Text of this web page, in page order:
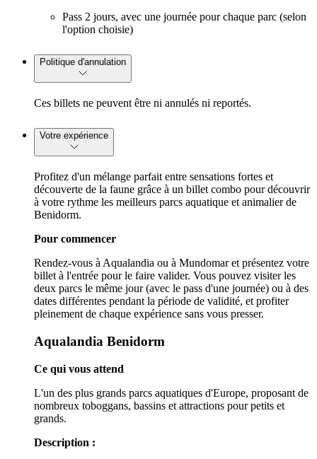
Pass 2 jours, avec une journée pour chaque parc (selon
l'option choisie)
Politique d'annulation
Ces billets ne peuvent être ni annulés ni reportés.
Votre expérience
Profitez d'un mélange parfait entre sensations fortes et
découverte de la faune grâce à un billet combo pour découvrir
à votre rythme les meilleurs parcs aquatique et animalier de
Benidorm.
Pour commencer
Rendez-vous à Aqualandia ou à Mundomar et présentez votre
billet à l'entrée pour le faire valider. Vous pouvez visiter les
deux parcs le même jour (avec le pass d'une journée) ou à des
dates différentes pendant la période de validité, et profiter
pleinement de chaque expérience sans vous presser.
Aqualandia Benidorm
Ce qui vous attend
L'un des plus grands parcs aquatiques d'Europe, proposant de
nombreux toboggans, bassins et attractions pour petits et
grands.
Description :